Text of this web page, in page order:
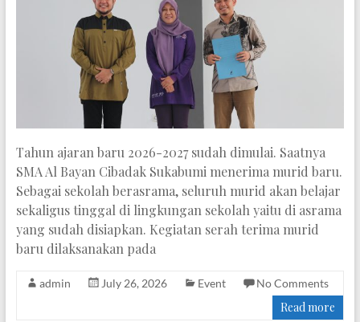
Tahun ajaran baru 2026-2027 sudah dimulai. Saatnya
SMA Al Bayan Cibadak Sukabumi menerima murid baru.
Sebagai sekolah berasrama, seluruh murid akan belajar
sekaligus tinggal di lingkungan sekolah yaitu di asrama
yang sudah disiapkan. Kegiatan serah terima murid
baru dilaksanakan pada
admin July 26, 2026 Event No Comments
Read more